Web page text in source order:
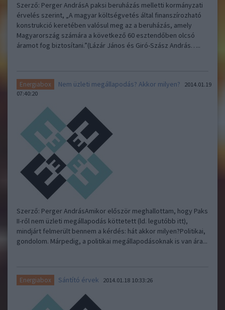
Szerző: Perger AndrásA paksi beruházás melletti kormányzati
érvelés szerint, „A magyar költségvetés által finanszírozható
konstrukció keretében valósul meg az a beruházás, amely
Magyarország számára a következő 60 esztendőben olcsó
áramot fog biztosítani.”(Lázár János és Giró-Szász András…..
Energiabox Nem üzleti megállapodás? Akkor milyen?
2014.01.19
07:40:20
Szerző: Perger AndrásAmikor először meghallottam, hogy Paks
II-ről nem üzleti megállapodás köttetett (ld. legutóbb itt),
mindjárt felmerült bennem a kérdés: hát akkor milyen?Politikai,
gondolom. Márpedig, a politikai megállapodásoknak is van ára...
Energiabox Sántító érvek 2014.01.18 10:33:26